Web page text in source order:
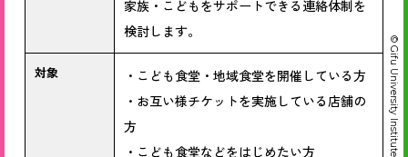
家族・こどもをサポートできる連絡体制を
検討します。
対象
・こども食堂・地域食堂を開催している方
・お互い様チケットを実施している店舗の
方
・こども食堂などをはじめたい方